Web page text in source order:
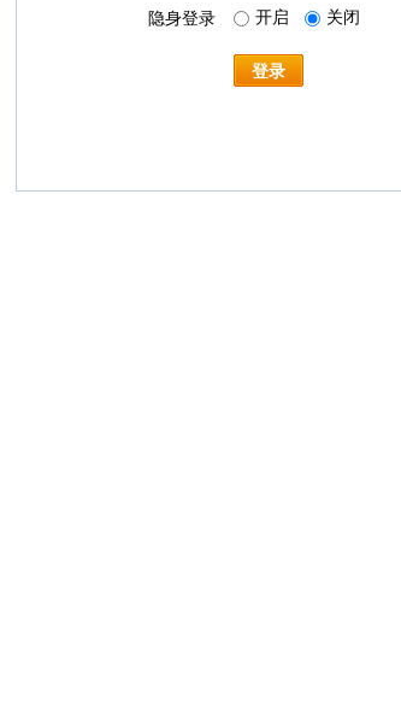
隐身登录 开启 关闭
登录